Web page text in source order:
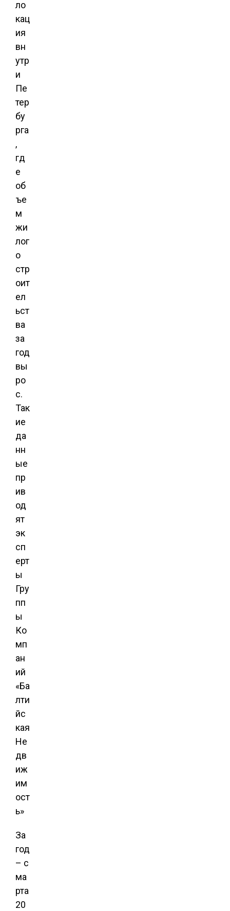
ло
кац
ия
вн
утр
и
Пе
тер
бу
рга
,
гд
е
об
ъе
м
жи
лог
о
стр
оит
ел
ьст
ва
за
год
вы
ро
с.
Так
ие
да
нн
ые
пр
ив
од
ят
эк
сп
ерт
ы
Гру
пп
ы
Ко
мп
ан
ий
«Ба
лти
йс
кая
Не
дв
иж
им
ост
ь»
За
год
– с
ма
рта
20